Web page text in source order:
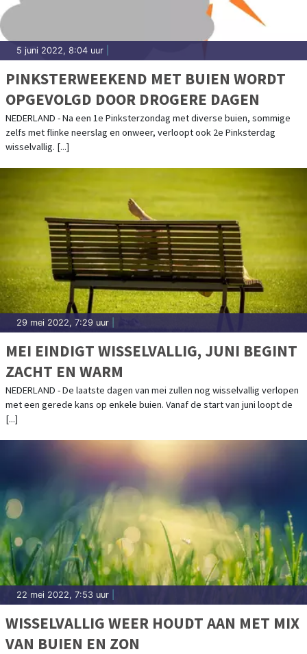
5 juni 2022, 8:04 uur
PINKSTERWEEKEND MET BUIEN WORDT
OPGEVOLGD DOOR DROGERE DAGEN
NEDERLAND - Na een 1e Pinksterzondag met diverse buien, sommige
zelfs met flinke neerslag en onweer, verloopt ook 2e Pinksterdag
wisselvallig. [...]
29 mei 2022, 7:29 uur
MEI EINDIGT WISSELVALLIG, JUNI BEGINT
ZACHT EN WARM
NEDERLAND - De laatste dagen van mei zullen nog wisselvallig verlopen
met een gerede kans op enkele buien. Vanaf de start van juni loopt de
[...]
22 mei 2022, 7:53 uur
WISSELVALLIG WEER HOUDT AAN MET MIX
VAN BUIEN EN ZON